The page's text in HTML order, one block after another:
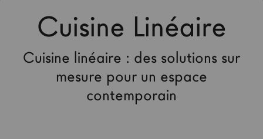
Language
Cuisine Linéaire
Cuisine linéaire : des solutions sur
mesure pour un espace
contemporain